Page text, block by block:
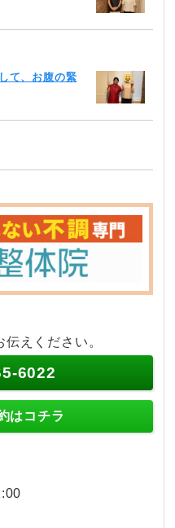
て、お腹の緊
伝えください。
6022
はコチラ